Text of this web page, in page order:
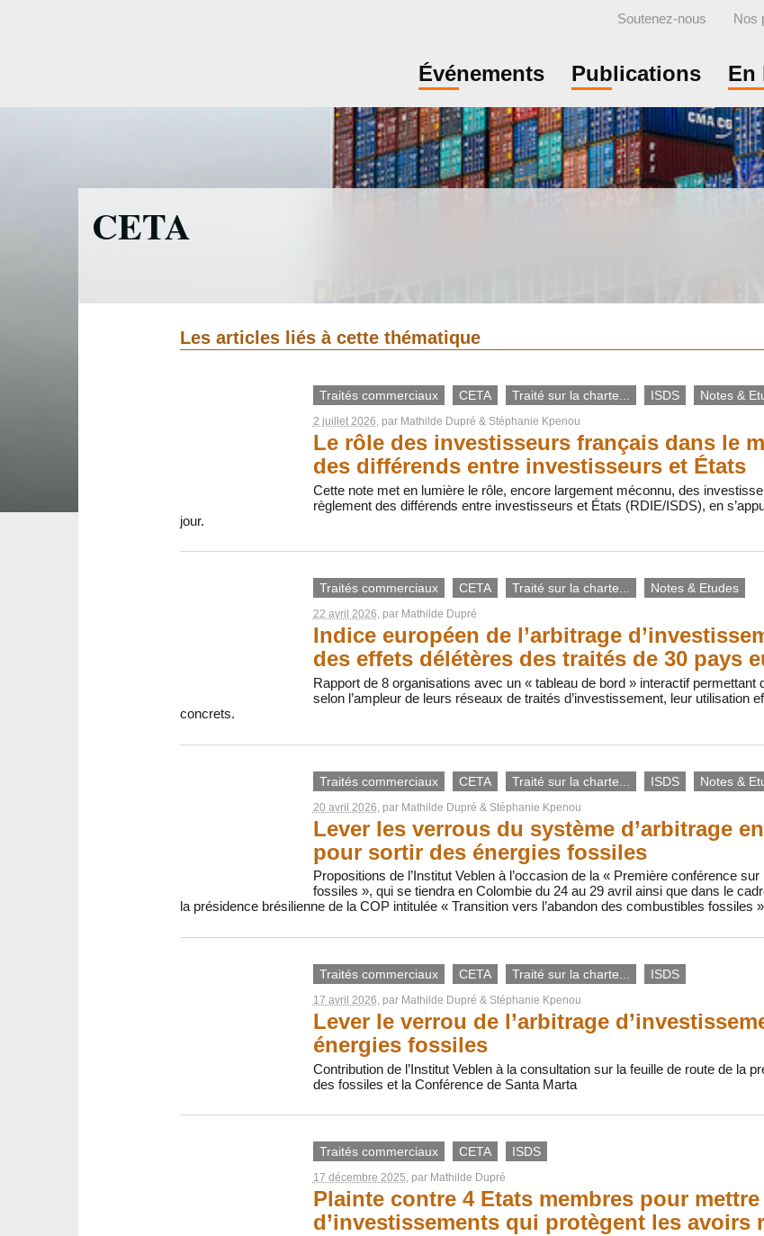
Soutenez-nous Nos
Événements Publications En
CETA
Les articles liés à cette thématique
Traités commerciaux CETA Traité sur la charte... ISDS Notes &
2 juillet 2026, par Mathilde Dupré & Stéphanie Kpenou
Le rôle des investisseurs français dans le
des différends entre investisseurs et États
Cette note met en lumière le rôle, encore largement méconnu, des
règlement des différends entre investisseurs et États (RDIE/ISDS), en
jour.
Traités commerciaux CETA Traité sur la charte... Notes & Etudes
22 avril 2026, par Mathilde Dupré
Indice européen de l’arbitrage
des effets délétères des traités de 30 pays
Rapport de 8 organisations avec un « tableau de bord » interactif permettant
selon l’ampleur de leurs réseaux de traités d’investissement, leur utilisation
concrets.
Traités commerciaux CETA Traité sur la charte... ISDS Notes &
20 avril 2026 , par Mathilde Dupré & Stéphanie Kpenou
Lever les verrous du système d’arbitrage
pour sortir des énergies fossiles
Propositions de l’Institut Veblen à l’occasion de la « Première conférence
fossiles », qui se tiendra en Colombie du 24 au 29 avril ainsi que dans le
la présidence brésilienne de la COP intitulée « Transition vers l’abandon des combustibles fossiles
Traités commerciaux CETA Traité sur la charte... ISDS
17 avril 2026, par Mathilde Dupré & Stéphanie Kpenou
Lever le verrou de l’arbitrage
énergies fossiles
Contribution de l’Institut Veblen à la consultation sur la feuille de route de la
des fossiles et la Conférence de Santa Marta
Traités commerciaux CETA ISDS
17 décembre 2025, par Mathilde Dupré
Plainte contre 4 Etats membres pour
d’investissements qui protègent les avoirs